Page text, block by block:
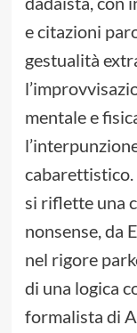
e citazioni
gestualità
mentale e
cabarettistico.
si riflette una
nonsense, da
nel rigore
di una logica
formalista di